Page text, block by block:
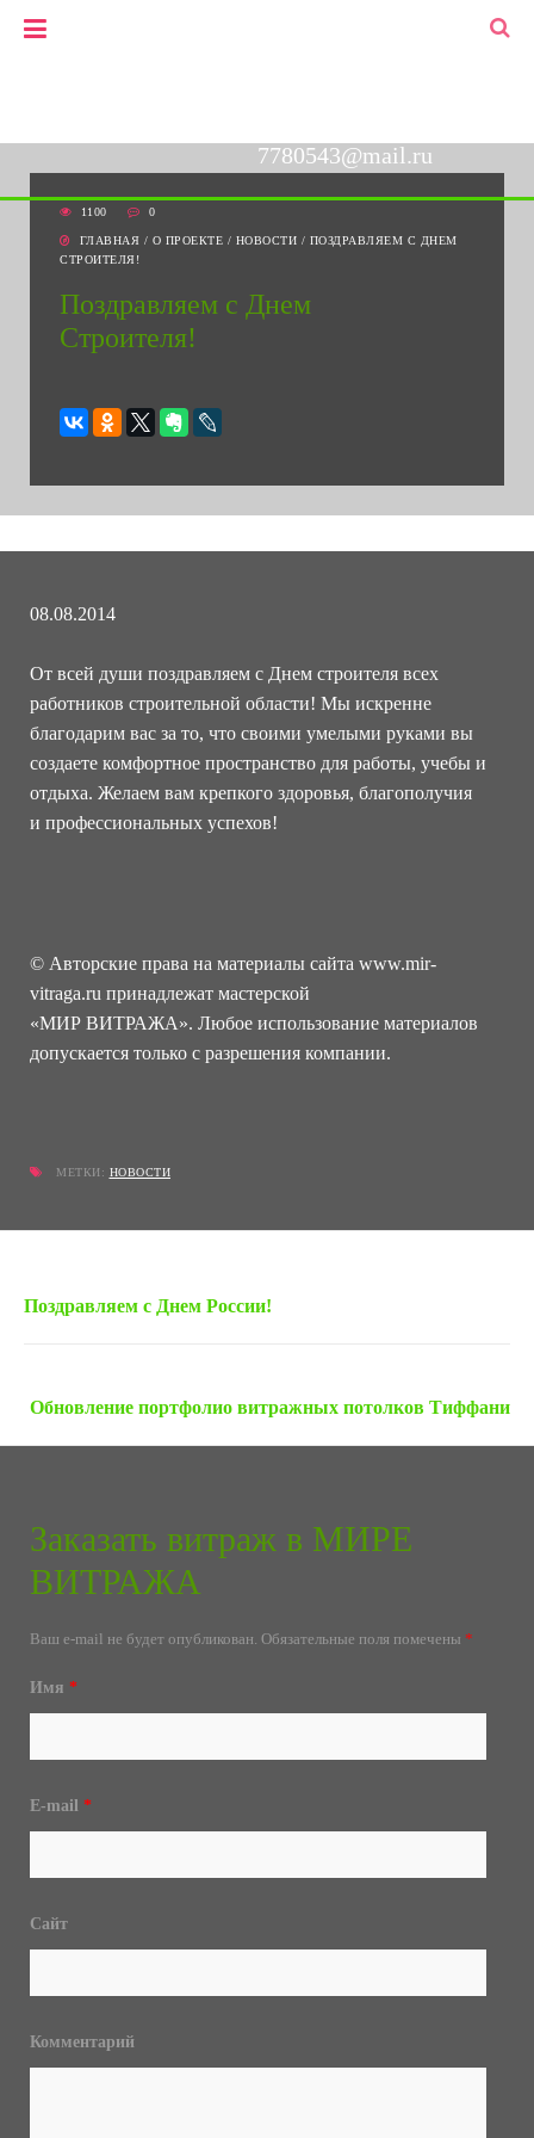
7780543@mail.ru
1100 0
ГЛАВНАЯ / О ПРОЕКТЕ / НОВОСТИ / ПОЗДРАВЛЯЕМ C ДНЕМ
СТРОИТЕЛЯ!
Поздравляем c Днем
Строителя!
08.08.2014
От всей души поздравляем с Днем строителя всех
работников строительной области! Мы искренне
благодарим вас за то, что своими умелыми руками вы
создаете комфортное пространство для работы, учебы и
отдыха. Желаем вам крепкого здоровья, благополучия
и профессиональных успехов!
© Авторские права на материалы сайта www.mir-
vitraga.ru принадлежат мастерской
«МИР ВИТРАЖА». Любое использование материалов
допускается только с разрешения компании.
МЕТКИ: НОВОСТИ
Поздравляем c Днем России!
Обновление портфолио витражных потолков Тиффани
Заказать витраж в МИРЕ
ВИТРАЖА
Ваш e-mail не будет опубликован. Обязательные поля помечены *
Имя *
E-mail *
Сайт
Комментарий